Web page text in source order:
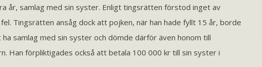
år, samlag med sin syster. Enligt tingsrätten förstod inget av
Tingsrätten ansåg dock att pojken, när han hade fyllt 15 år, borde
samlag med sin syster och dömde därför även honom till
Han förpliktigades också att betala 100 000 kr till sin syster i